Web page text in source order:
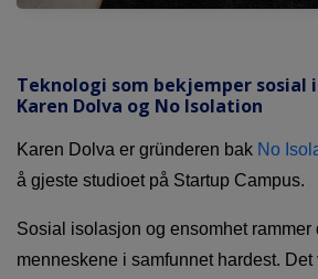
Teknologi som bekjemper sosial
Karen Dolva og No Isolation
Karen Dolva er gründeren bak No
å gjeste studioet på Startup Campus.
Sosial isolasjon og ensomhet rammer
menneskene i samfunnet hardest.